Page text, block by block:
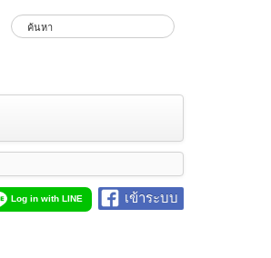
เข้าระบบ
Log in with LINE